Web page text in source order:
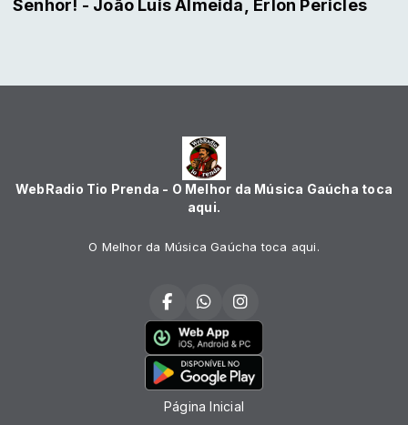
Senhor! - João Luis Almeida, Erlon Pericles
WebRadio Tio Prenda - O Melhor da Música Gaúcha toca
aqui.
O Melhor da Música Gaúcha toca aqui.
Página Inicial